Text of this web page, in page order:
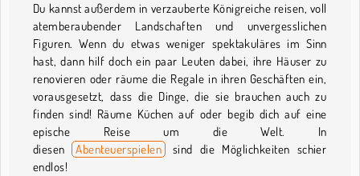
Du kannst außerdem in verzauberte Königreiche reisen, voll
atemberaubender Landschaften und unvergesslichen
Figuren. Wenn du etwas weniger spektakuläres im Sinn
hast, dann hilf doch ein paar Leuten dabei, ihre Häuser zu
renovieren oder räume die Regale in ihren Geschäften ein,
vorausgesetzt, dass die Dinge, die sie brauchen auch zu
finden sind! Räume Küchen auf oder begib dich auf eine
epische Reise um die Welt. In
diesen
Abenteuerspielen
sind die Möglichkeiten schier
endlos!